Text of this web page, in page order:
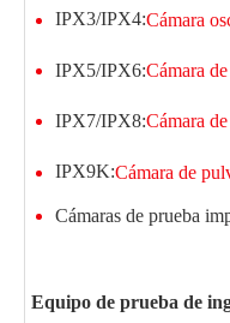
IPX3/IPX4:Cámara
IPX5/IPX6:Cámara
IPX7/IPX8:Cámara
IPX9K:Cámara de
Cámaras de prueba
Equipo de prueba de